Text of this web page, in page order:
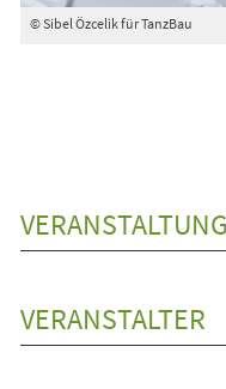
© Sibel Özcelik für TanzBau
VERANSTALTER